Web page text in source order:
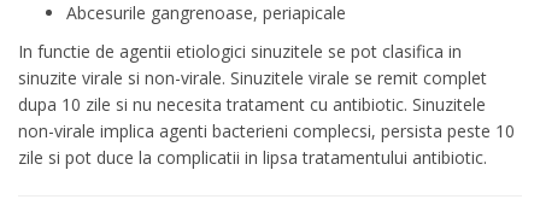
Abcesurile gangrenoase, periapicale
In functie de agentii etiologici sinuzitele se pot clasifica in
sinuzite virale si non-virale. Sinuzitele virale se remit complet
dupa 10 zile si nu necesita tratament cu antibiotic. Sinuzitele
non-virale implica agenti bacterieni complecsi, persista peste 10
zile si pot duce la complicatii in lipsa tratamentului antibiotic.